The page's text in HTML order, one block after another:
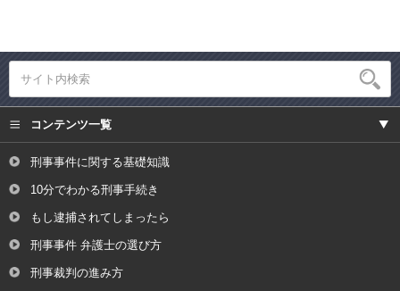
コンテンツ一覧
刑事事件に関する基礎知識
10分でわかる刑事手続き
もし逮捕されてしまったら
刑事事件 弁護士の選び方
刑事裁判の進み方